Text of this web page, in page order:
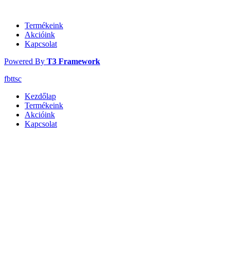
Termékeink
Akcióink
Kapcsolat
Powered By T3 Framework
fbttsc
Kezdőlap
Termékeink
Akcióink
Kapcsolat